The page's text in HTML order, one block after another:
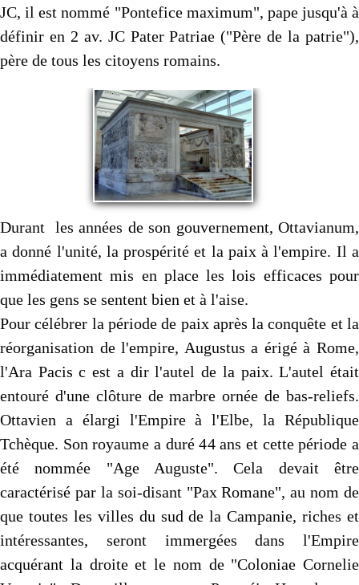
JC, il est nommé "Pontefice maximum", pape jusqu'à à
définir en 2 av. JC Pater Patriae ("Père de la patrie"),
père de tous les citoyens romains.
Durant les années de son gouvernement, Ottavianum,
a donné l'unité, la prospérité et la paix à l'empire. Il a
immédiatement mis en place les lois efficaces pour
que les gens se sentent bien et à l'aise.
Pour célébrer la période de paix après la conquête et la
réorganisation de l'empire, Augustus a érigé à Rome,
l'Ara Pacis c est a dir l'autel de la paix. L'autel était
entouré d'une clôture de marbre ornée de bas-reliefs.
Ottavien a élargi l'Empire à l'Elbe, la République
Tchèque. Son royaume a duré 44 ans et cette période a
été nommée "Age Auguste". Cela devait être
caractérisé par la soi-disant "Pax Romane", au nom de
que toutes les villes du sud de la Campanie, riches et
intéressantes, seront immergées dans l'Empire
acquérant la droite et le nom de "Coloniae Cornelie